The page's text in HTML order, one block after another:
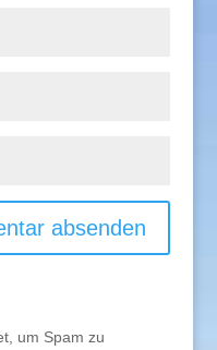
um Spam zu